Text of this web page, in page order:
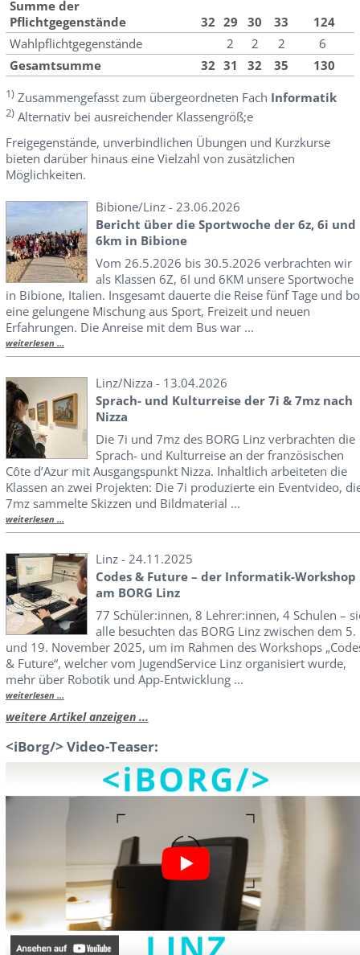
Summe der
Pflichtgegenstände
32 29 30 33
124
Wahlpflichtgegenstände
2 2 2
6
Gesamtsumme
32 31 32 35 130
1)Zusammengefasst zum übergeordneten Fach Informatik
2)Alternativ bei ausreichender Klassengröß;e
Freigegenstände, unverbindlichen Übungen und Kurzkurse
bieten darüber hinaus eine Vielzahl von zusätzlichen
Möglichkeiten.
Bibione/Linz - 23.06.2026
Bericht über die Sportwoche der 6z, 6i und
6km in Bibione
Vom 26.5.2026 bis 30.5.2026 verbrachten wir
als Klassen 6Z, 6I und 6KM unsere Sportwoche
in Bibione, Italien. Insgesamt dauerte die Reise fünf Tage und
eine gelungene Mischung aus Sport, Freizeit und neuen
Erfahrungen. Die Anreise mit dem Bus war ...
weiterlesen ...
Linz/Nizza - 13.04.2026
Sprach- und Kulturreise der 7i & 7mz nach
Nizza
Die 7i und 7mz des BORG Linz verbrachten die
Sprach- und Kulturreise an der französischen
Côte d’Azur mit Ausgangspunkt Nizza. Inhaltlich arbeiteten die
Klassen an zwei Projekten: Die 7i produzierte ein Eventvideo,
7mz sammelte Skizzen und Bildmaterial ...
weiterlesen ...
Linz - 24.11.2025
Codes & Future – der Informatik-Workshop
am BORG Linz
77 Schüler:innen, 8 Lehrer:innen, 4 Schulen –
alle besuchten das BORG Linz zwischen dem 5.
und 19. November 2025, um im Rahmen des Workshops
& Future“, welcher vom JugendService Linz organisiert wurde,
mehr über Robotik und App-Entwicklung ...
weiterlesen ...
weitere Artikel anzeigen ...
<iBorg/> Video-Teaser: